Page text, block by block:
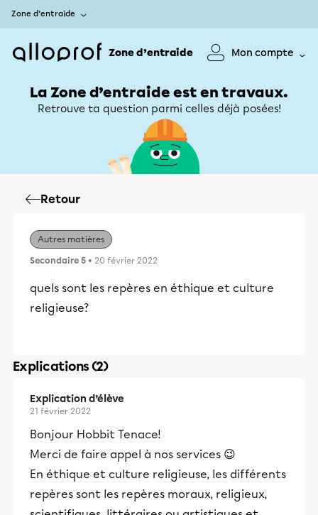
Zone d’entraide
Zone d’entraide Mon compte
La Zone d’entraide est en travaux.
Retrouve ta question parmi celles déjà posées!
Retour
Autres matières
Secondaire 5 • 20 février 2022
quels sont les repères en éthique et culture
religieuse?
Explications (2)
Explication d’élève
21 février 2022
Bonjour Hobbit Tenace!
Merci de faire appel à nos services 😉
En éthique et culture religieuse, les différents
repères sont les repères moraux, religieux,